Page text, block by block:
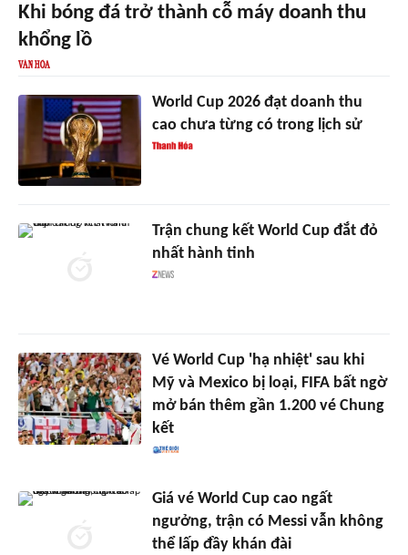
Khi bóng đá trở thành cỗ máy doanh thu
khổng lồ
World Cup 2026 đạt doanh thu
cao chưa từng có trong lịch sử
Trận chung kết World Cup đắt đỏ
nhất hành tinh
Vé World Cup 'hạ nhiệt' sau khi
Mỹ và Mexico bị loại, FIFA bất ngờ
mở bán thêm gần 1.200 vé Chung
kết
Giá vé World Cup cao ngất
ngưởng, trận có Messi vẫn không
thể lấp đầy khán đài